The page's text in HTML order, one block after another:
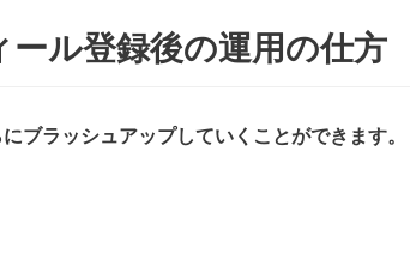
ル登録後の運用の仕方
ブラッシュアップしていくことができます。